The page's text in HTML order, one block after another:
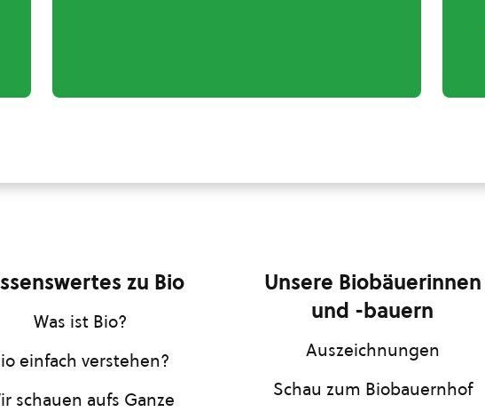
zu Bio
Was ist Bio?
einfach verstehen?
schauen aufs Ganze
Unsere Biobäuerinnen
und -bauern
Auszeichnungen
Schau zum Biobauernhof